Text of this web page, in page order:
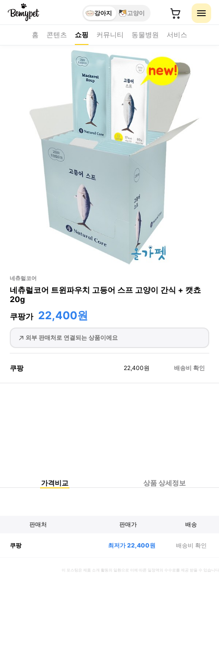
강아지 고양이
홈 콘텐츠 쇼핑 커뮤니티 동물병원 서비스
네츄럴코어
네츄럴코어 트윈파우치 고등어 스프 고양이 간식 + 캣쵸
20g
쿠팡가 22,400원
외부 판매처로 연결되는 상품이에요
쿠팡 22,400원 배송비 확인
가격비교 상품 상세정보
판매처 판매가 배송
쿠팡 최저가22,400원 배송비 확인
이 포스팅은 제품 소개 활동의 일환으로 이에 따른 일정액의 수수료를 제공 받을 수 있습니다